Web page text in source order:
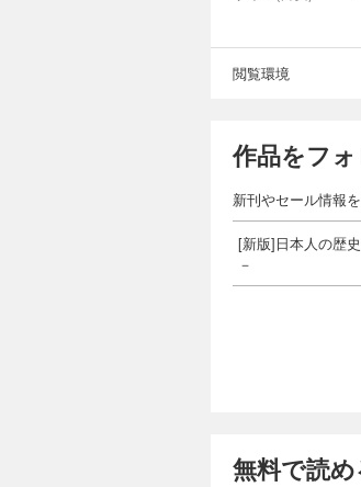
閲覧環境
作品をフ
新刊やセール情報
[新版]日本人の歴
－
無料で読